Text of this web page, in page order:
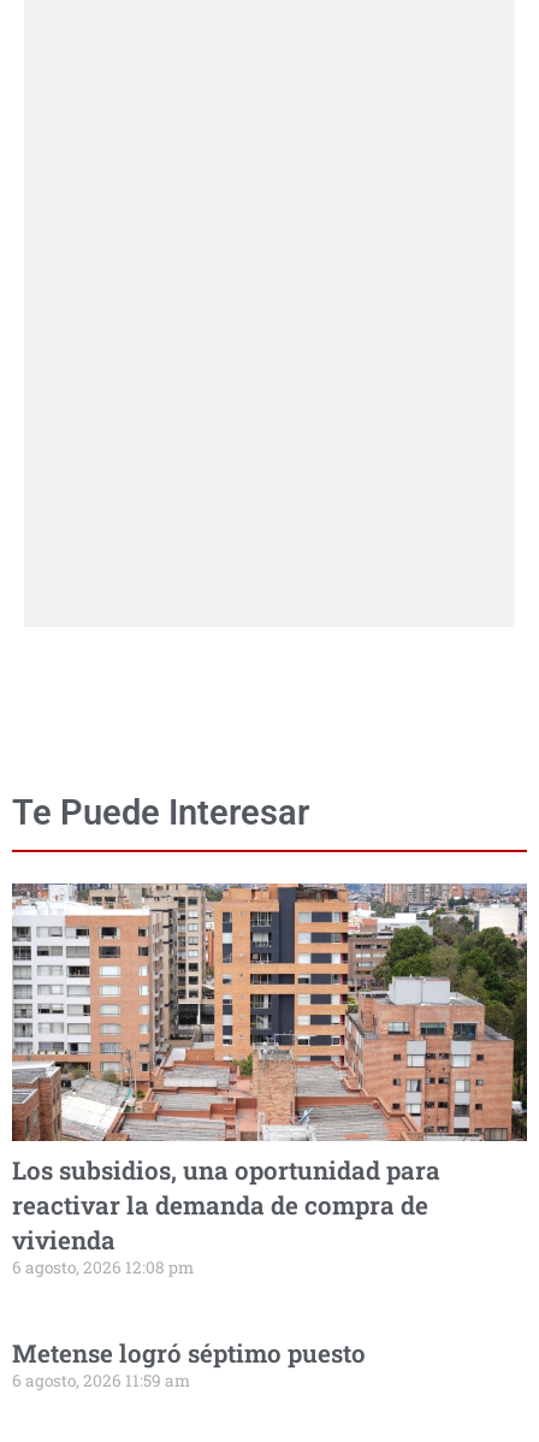
Te Puede Interesar
Los subsidios, una oportunidad para
reactivar la demanda de compra de
vivienda
6 agosto, 2026 12:08 pm
Metense logró séptimo puesto
6 agosto, 2026 11:59 am